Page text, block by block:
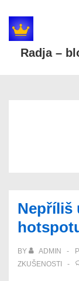
Skip
Radja –
Nepříliš
BY ADMIN
ZKUŠENOSTI